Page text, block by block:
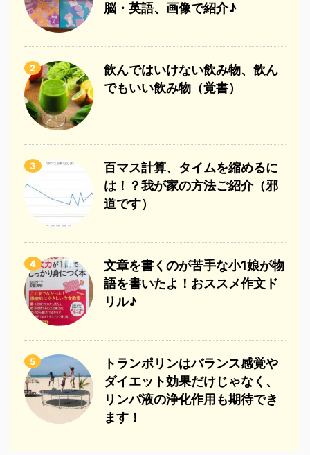
脳・英語、画像で紹介♪
2
飲んではいけない飲み物、飲ん
でもいい飲み物（覚書）
3
百マス計算、タイムを縮めるに
は！？我が家の方法ご紹介（邪
道です）
4
文章を書くのが苦手な小1娘が物
語を書いたよ！おススメ作文ド
リル♪
5
トランポリンはバランス感覚や
ダイエット効果だけじゃなく、
リンパ液の浄化作用も期待でき
ます！